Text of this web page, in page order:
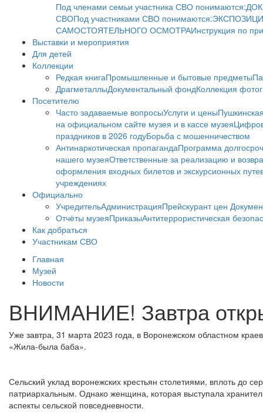
Под членами семьи участника СВО понимаются:
СВОПод участниками СВО понимаются:
САМОСТОЯТЕЛЬНОГО ОСМОТРАИнструкция по
Выставки и мероприятия
Для детей
Коллекции
Редкая книгаПромышленные и бытовые предметы
ДрагметаллыДокументальный фондКоллекция
Посетителю
Часто задаваемые вопросыУслуги и цены
на официальном сайте музея и в кассе музея
праздников в 2026 годуБорьба с мошенничеством
Антинаркотическая пропагандаПрограмма
нашего музеяОтветственные за реализацию и
оформления входных билетов и экскурсионных
учреждениях
Официально
УчредительАдминистрацияПрейскурант цен
Отчёты музеяПриказыАнтитеррористическая
Как добраться
Участникам СВО
Главная
Музей
Новости
ВНИМАНИЕ! Завтра
Уже завтра, 31 марта 2023 года, в Воронежском областном
«Жила-была баба».
Сельский уклад воронежских крестьян столетиями, вплоть до
патриархальным. Однако женщина, которая выступала
аспекты сельской повседневности.